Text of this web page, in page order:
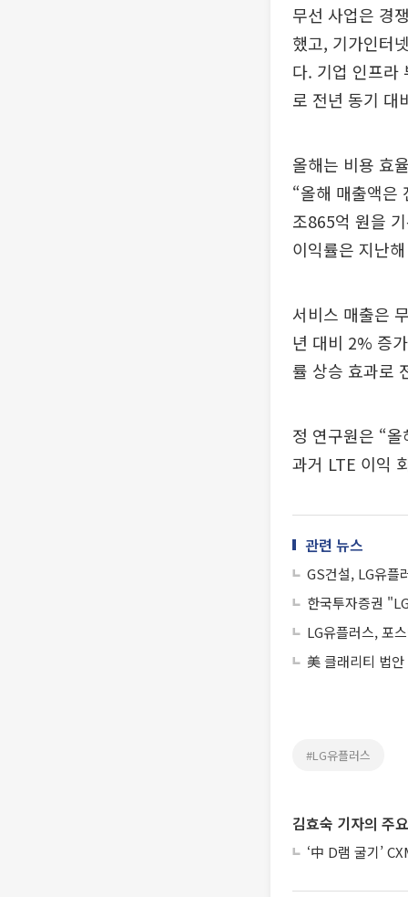
무선 사업은 경
했고, 기가인터
다. 기업 인프라
로 전년 동기 대
올해는 비용 효
“올해 매출액은
조865억 원을
이익률은 지난
서비스 매출은
년 대비 2% 증
률 상승 효과로
정 연구원은 “
과거 LTE 이익
관련 뉴스
GS건설, LG유플
한국투자증권
LG유플러스, 포
美 클래리티 법
#LG유플러스
김효숙 기자의 주
‘中 D램 굴기’